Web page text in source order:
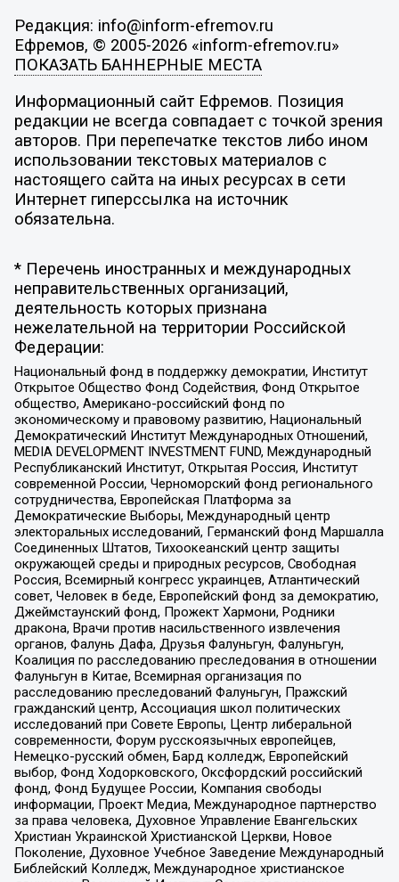
Редакция: info@inform-efremov.ru
Ефремов, © 2005-2026 «inform-efremov.ru»
ПОКАЗАТЬ БАННЕРНЫЕ МЕСТА
Информационный сайт Ефремов. Позиция
редакции не всегда совпадает с точкой зрения
авторов. При перепечатке текстов либо ином
использовании текстовых материалов с
настоящего сайта на иных ресурсах в сети
Интернет гиперссылка на источник
обязательна.
* Перечень иностранных и международных
неправительственных организаций,
деятельность которых признана
нежелательной на территории Российской
Федерации:
Национальный фонд в поддержку демократии, Институт
Открытое Общество Фонд Содействия, Фонд Открытое
общество, Американо-российский фонд по
экономическому и правовому развитию, Национальный
Демократический Институт Международных Отношений,
MEDIA DEVELOPMENT INVESTMENT FUND, Международный
Республиканский Институт, Открытая Россия, Институт
современной России, Черноморский фонд регионального
сотрудничества, Европейская Платформа за
Демократические Выборы, Международный центр
электоральных исследований, Германский фонд Маршалла
Соединенных Штатов, Тихоокеанский центр защиты
окружающей среды и природных ресурсов, Свободная
Россия, Всемирный конгресс украинцев, Атлантический
совет, Человек в беде, Европейский фонд за демократию,
Джеймстаунский фонд, Прожект Хармони, Родники
дракона, Врачи против насильственного извлечения
органов, Фалунь Дафа, Друзья Фалуньгун, Фалуньгун,
Коалиция по расследованию преследования в отношении
Фалуньгун в Китае, Всемирная организация по
расследованию преследований Фалуньгун, Пражский
гражданский центр, Ассоциация школ политических
исследований при Совете Европы, Центр либеральной
современности, Форум русскоязычных европейцев,
Немецко-русский обмен, Бард колледж, Европейский
выбор, Фонд Ходорковского, Оксфордский российский
фонд, Фонд Будущее России, Компания свободы
информации, Проект Медиа, Международное партнерство
за права человека, Духовное Управление Евангельских
Христиан Украинской Христианской Церкви, Новое
Поколение, Духовное Учебное Заведение Международный
Библейский Колледж, Международное христианское